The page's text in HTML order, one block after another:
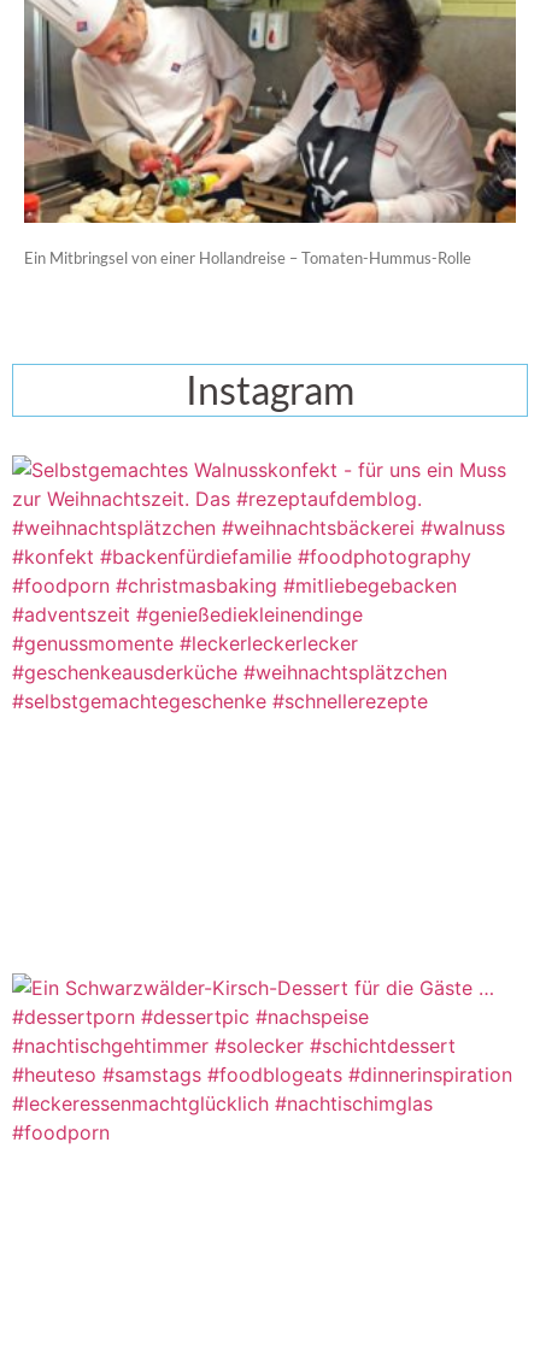
Ein Mitbringsel von einer Hollandreise – Tomaten-Hummus-Rolle
Instagram